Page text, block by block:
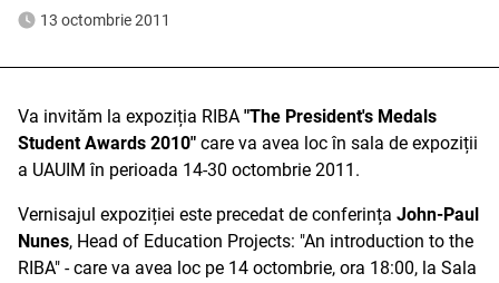
13 octombrie 2011
Va invităm la expoziția RIBA "The President's Medals
Student Awards 2010" care va avea loc în sala de expoziții
a UAUIM în perioada 14-30 octombrie 2011.
Vernisajul expoziției este precedat de conferința John-Paul
Nunes, Head of Education Projects: "An introduction to the
RIBA" - care va avea loc pe 14 octombrie, ora 18:00, la Sala